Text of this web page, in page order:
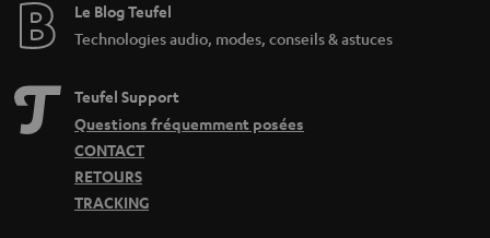
Le Blog Teufel
Technologies audio, modes, conseils & astuces
Teufel Support
Questions fréquemment posées
CONTACT
RETOURS
TRACKING